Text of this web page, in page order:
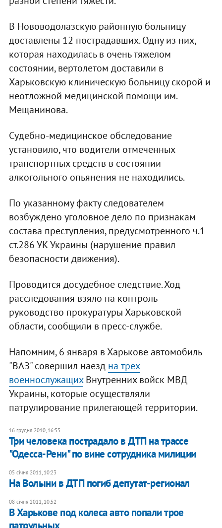
В Нововодолазскую районную больницу
доставлены 12 пострадавших. Одну из них,
которая находилась в очень тяжелом
состоянии, вертолетом доставили в
Харьковскую клиническую больницу скорой и
неотложной медицинской помощи им.
Мещанинова.
Судебно-медицинское обследование
установило, что водители отмеченных
транспортных средств в состоянии
алкогольного опьянения не находились.
По указанному факту следователем
возбуждено уголовное дело по признакам
состава преступления, предусмотренного ч.1
ст.286 УК Украины (нарушение правил
безопасности движения).
Проводится досудебное следствие. Ход
расследования взяло на контроль
руководство прокуратуры Харьковской
области, сообщили в пресс-службе.
Напомним, 6 января​ в Харькове автомобиль
"ВАЗ" совершил наезд на трех
военнослужащихВнутренних войск МВД
Украины, которые осуществляли
патрулирование прилегающей территории.
16 грудня 2010, 16:55
Три человека пострадало в ДТП на трассе
"Одесса-Рени" по вине сотрудника милиции
05 січня 2011, 10:23
На Волыни в ДТП погиб депутат-регионал
08 січня 2011, 10:52
В Харькове под колеса авто попали трое
патрульных